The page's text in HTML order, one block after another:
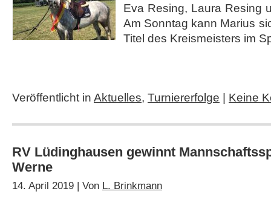
Eva Resing, Laura Resing
Am Sonntag kann Marius
Titel des Kreismeisters im
Veröffentlicht in Aktuelles, Turniererfolge Keine
RV Lüdinghausen gewinnt
Werne
14. April 2019 | Von L. Brinkmann